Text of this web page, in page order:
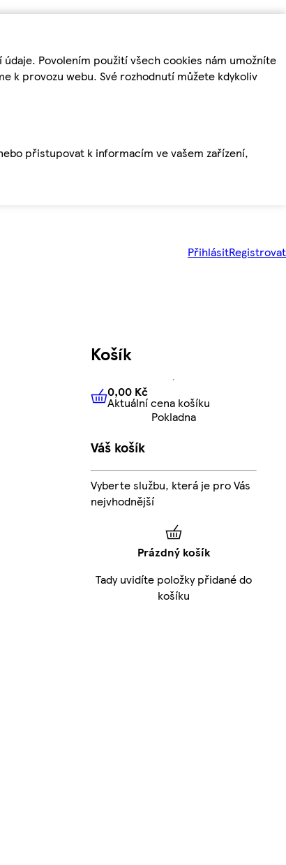
Povolením použití všech cookies nám umožníte
k provozu webu. Své rozhodnutí můžete kdykoliv
přistupovat k informacím ve vašem zařízení,
PřihlásitRegistrovat
Košík
0,00 KčAktuální cena košíku
0,00 Kč
Aktuální cena košíku
Pokladna
Váš košík
Vyberte službu, která je pro Vás
nejvhodnější
Prázdný košík
Tady uvidíte položky přidané do
košíku